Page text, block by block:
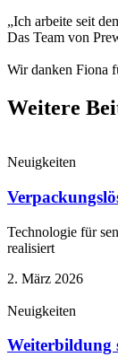
„Ich arbeite seit
Das Team von
Wir danken Fiona
Weitere
Neuigkeiten
Technologie für
realisiert
2. März 2026
Neuigkeiten
Weiterbildung